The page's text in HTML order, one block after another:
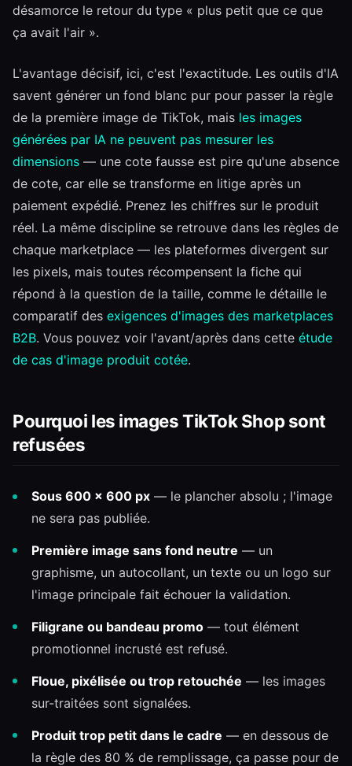
désamorce le retour du type « plus petit que ce que
ça avait l'air ».
L'avantage décisif, ici, c'est l'exactitude. Les outils d'IA
savent générer un fond blanc pur pour passer la règle
de la première image de TikTok, mais les images
générées par IA ne peuvent pas mesurer les
dimensions — une cote fausse est pire qu'une absence
de cote, car elle se transforme en litige après un
paiement expédié. Prenez les chiffres sur le produit
réel. La même discipline se retrouve dans les règles de
chaque marketplace — les plateformes divergent sur
les pixels, mais toutes récompensent la fiche qui
répond à la question de la taille, comme le détaille le
comparatif des exigences d'images des marketplaces
B2B. Vous pouvez voir l'avant/après dans cette étude
de cas d'image produit cotée.
Pourquoi les images TikTok Shop sont
refusées
Sous 600 × 600 px — le plancher absolu ; l'image
ne sera pas publiée.
Première image sans fond neutre — un
graphisme, un autocollant, un texte ou un logo sur
l'image principale fait échouer la validation.
Filigrane ou bandeau promo — tout élément
promotionnel incrusté est refusé.
Floue, pixélisée ou trop retouchée — les images
sur-traitées sont signalées.
Produit trop petit dans le cadre — en dessous de
la règle des 80 % de remplissage, ça passe pour de